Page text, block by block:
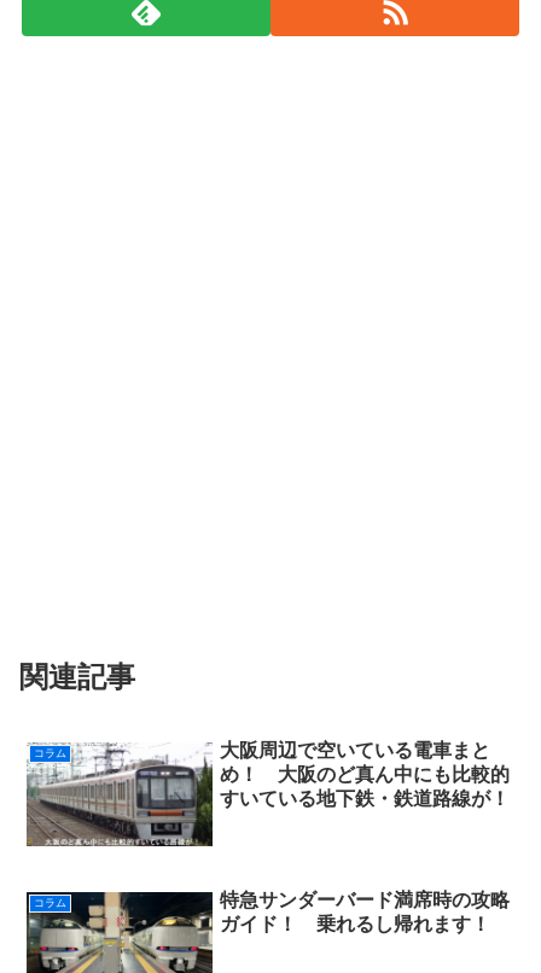
関連記事
コラム
大阪周辺で空いている電車まと
め！ 大阪のど真ん中にも比較的
すいている地下鉄・鉄道路線が！
コラム
特急サンダーバード満席時の攻略
ガイド！ 乗れるし帰れます！